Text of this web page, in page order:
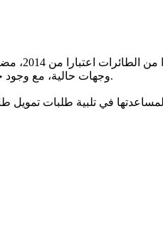
وأكد هوغان
وجهات حالية، مع وجود خطط لتعزيز الخدمات إلى الأميركيتين، وأوروبا، وجنوب شرق آسيا.
في تلبية طلبات تمويل